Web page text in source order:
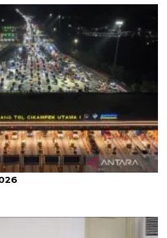
puas dengan